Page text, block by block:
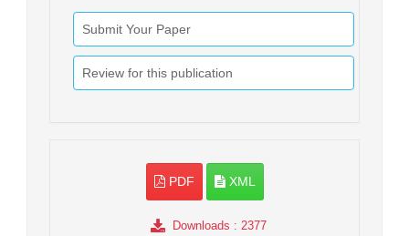
Submit Your Paper
Review for this publication
PDF XML
Downloads : 2377